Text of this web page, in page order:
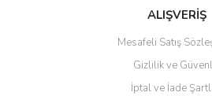
Ürün fiyatı diğer sitelerden daha pahalı.
ALIŞVERİŞ
Mesafeli Satış
Gizlilik ve
İptal ve İade